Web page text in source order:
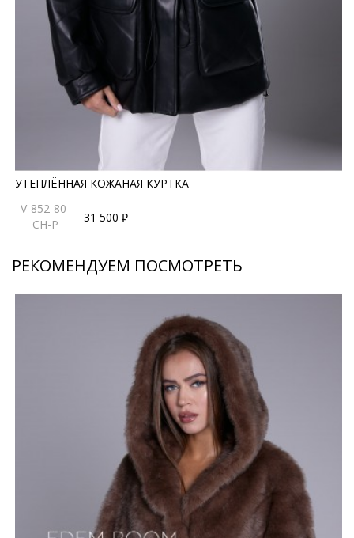
УТЕПЛЁННАЯ КОЖАНАЯ КУРТКА
V-852-80-
CH-P
31 500 ₽
РЕКОМЕНДУЕМ ПОСМОТРЕТЬ